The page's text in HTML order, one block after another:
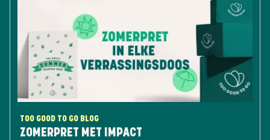
TOO GOOD TO GO BLOG
ZOMERPRET MET IMPACT